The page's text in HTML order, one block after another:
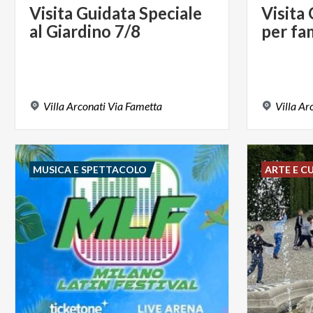
Visita Guidata Speciale
al Giardino 7/8
VillaArconati Via Fametta
Visita
per
Villa
MUSICA E SPETTACOLO ARTE E